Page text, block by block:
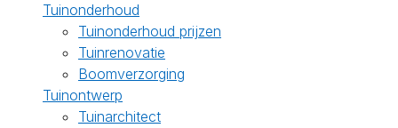
Tuinonderhoud
Tuinonderhoud prijzen
Tuinrenovatie
Boomverzorging
Tuinontwerp
Tuinarchitect